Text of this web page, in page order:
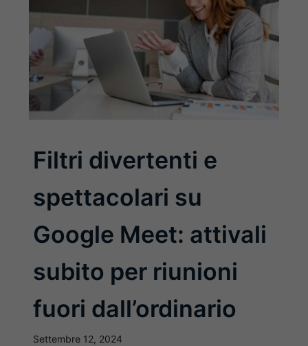
Filtri divertenti e
spettacolari su
Google Meet: attivali
subito per riunioni
fuori dall’ordinario
Settembre 12, 2024